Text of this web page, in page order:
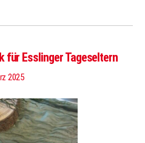
für Esslinger Tageseltern
2025